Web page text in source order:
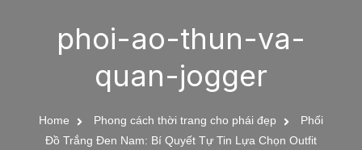
phoi-ao-thun-va-
quan-jogger
Home Phong cách thời trang cho phái đẹp
Phối
Đồ Trắng Đen Nam: Bí Quyết Tự Tin Lựa Chọn Outfit